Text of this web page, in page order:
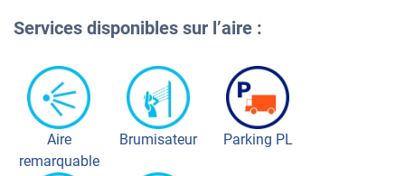
Services disponibles sur l’aire :
Aire
remarquable
Brumisateur Parking PL